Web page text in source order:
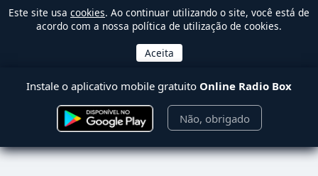
Este site usa cookies. Ao continuar utilizando o site, você está de
acordo com a nossa política de utilização de cookies.
Instale o aplicativo mobile gratuito Online Radio Box
Não, obrigado